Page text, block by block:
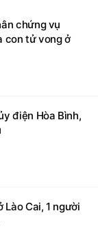
chứng vụ
con tử vong ở
điện Hòa Bình,
Cai, 1 người